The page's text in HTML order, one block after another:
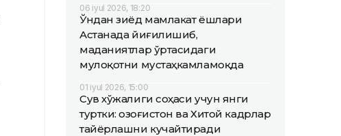
06 iyul 2026, 18:20
Ўндан зиёд мамлакат ёшлари
Астанада йиғилишиб,
маданиятлар ўртасидаги
мулоқотни мустаҳкамламоқда
01 iyul 2026, 15:00
Сув хўжалиги соҳаси учун янги
туртки: Қозоғистон ва Хитой кадрлар
тайёрлашни кучайтиради